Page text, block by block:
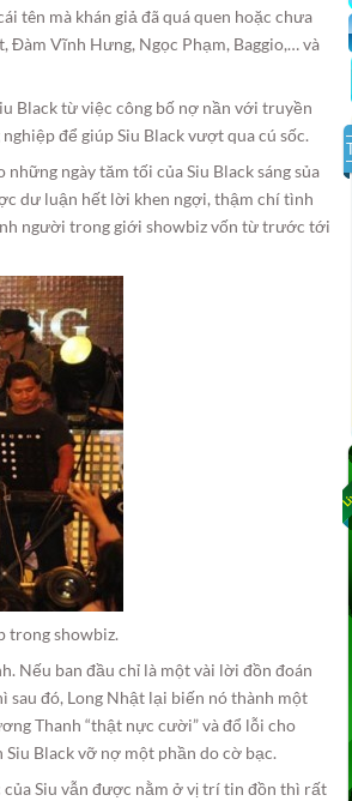
tên mà khán giả đã quá quen hoặc chưa
Đàm Vĩnh Hưng, Ngọc Phạm, Baggio,… và
Black từ việc công bố nợ nần với truyền
để giúp Siu Black vượt qua cú sốc.
ngày tăm tối của Siu Black sáng sủa
dư luận hết lời khen ngợi, thậm chí tình
người trong giới showbiz vốn từ trước tới
trong showbiz.
Nếu ban đầu chỉ là một vài lời đồn đoán
sau đó, Long Nhật lại biến nó thành một
Thanh “thật nực cười” và đổ lỗi cho
Black vỡ nợ một phần do cờ bạc.
của Siu vẫn được nằm ở vị trí tin đồn thì rất